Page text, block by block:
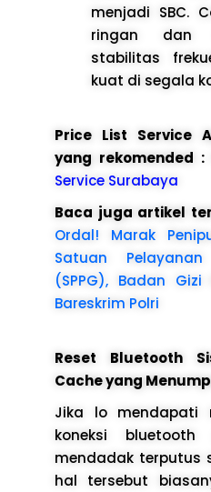
menjadi SBC.
ringan dan
stabilitas
kuat di segala
Price List Service
yang rekomended :
Service Surabaya
Baca juga artikel
Ordal! Marak
Satuan
(SPPG), Badan
Bareskrim Polri
Reset Bluetooth
Cache yang
Jika lo mendapati
koneksi
mendadak terputus
hal tersebut